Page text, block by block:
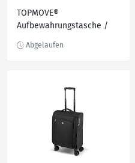
TOPMOVE®
Aufbewahrungstasche /
grau